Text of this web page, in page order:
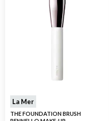
La Mer
THE FOUNDATION BRUSH